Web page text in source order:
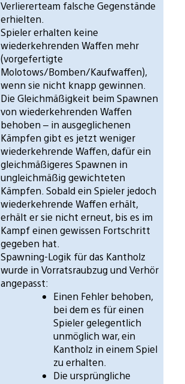
Verliererteam falsche Gegenstände
erhielten.
Spieler erhalten keine
wiederkehrenden Waffen mehr
(vorgefertigte
Molotows/Bomben/Kaufwaffen),
wenn sie nicht knapp gewinnen.
Die Gleichmäßigkeit beim Spawnen
von wiederkehrenden Waffen
behoben – in ausgeglichenen
Kämpfen gibt es jetzt weniger
wiederkehrende Waffen, dafür ein
gleichmäßigeres Spawnen in
ungleichmäßig gewichteten
Kämpfen. Sobald ein Spieler jedoch
wiederkehrende Waffen erhält,
erhält er sie nicht erneut, bis es im
Kampf einen gewissen Fortschritt
gegeben hat.
Spawning-Logik für das Kantholz
wurde in Vorratsraubzug und Verhör
angepasst:
Einen Fehler behoben,
bei dem es für einen
Spieler gelegentlich
unmöglich war, ein
Kantholz in einem Spiel
zu erhalten.
Die ursprüngliche